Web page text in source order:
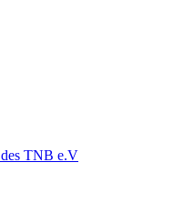
TNB e.V